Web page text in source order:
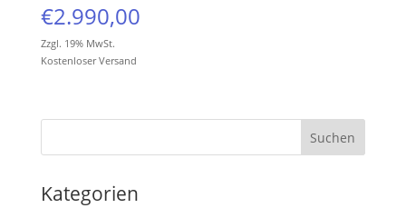
€2.990,00
Zzgl. 19% MwSt.
Kostenloser Versand
Kategorien